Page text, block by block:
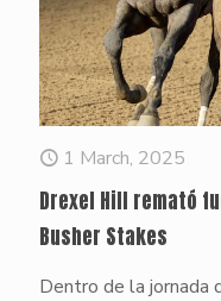
1 March, 2025
Drexel Hill remató
Busher Stakes
Dentro de la jornada